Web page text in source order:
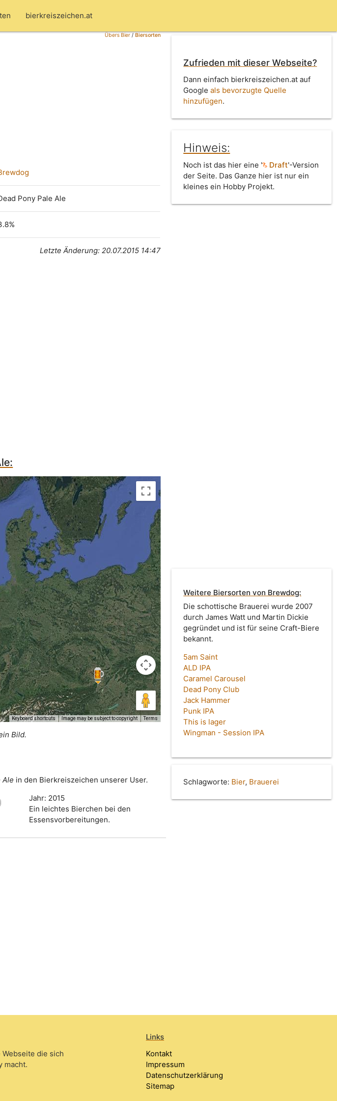
bierkreiszeichen.at
Übers Bier/Biersorten
Pony Pale Ale
Letzte Änderung: 20.07.2015 14:47
Zufrieden mit dieser Webseite?
Dann einfach bierkreiszeichen.at auf
Googleals bevorzugte Quelle
hinzufügen.
Hinweis:
Noch ist das hier eine ' Draft'-Version
der Seite. Das Ganze hier ist nur ein
kleines ein Hobby Projekt.
Keyboard shortcuts Image may be subject to copyright Terms
Bild.
Ale in den Bierkreiszeichen unserer User.
Jahr: 2015
Ein leichtes Bierchen bei den
Essensvorbereitungen.
Weitere Biersorten von Brewdog:
Die schottische Brauerei wurde 2007
durch James Watt und Martin Dickie
gegründet und ist für seine Craft-Biere
bekannt.
5am Saint
ALD IPA
Caramel Carousel
Dead Pony Club
Jack Hammer
Punk IPA
This is lager
Wingman - Session IPA
Schlagworte: Bier, Brauerei
die sich
macht.
Links
Kontakt
Impressum
Datenschutzerklärung
Sitemap